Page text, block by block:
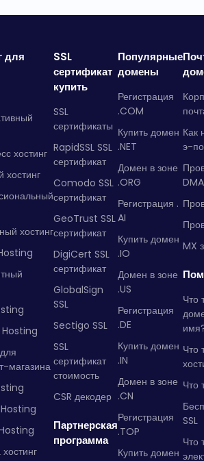
для
хостинг
хостинг
Hosting
магазина
SSL
сертификат
купить
SSL
сертификаты
RapidSSL SSL
сертификат
Comodo SSL
сертификат
GeoTrust SSL
сертификат
DigiCert SSL
сертификат
GlobalSign
SSL
Sectigo SSL
SSL
сертификат
стоимость
CSR декодер
Партнерская
программа
Популярные
домены
Регистрация
.COM
Купить домен
.NET
Домен в зоне
.ORG
Регистрация .
AI
Купить домен
.IO
Домен в зоне
.US
Регистрация
.DE
Купить домен
.IN
Домен в зоне
.CN
Регистрация
.TOP
Купить домен
Как
э-
MX
Что
Что
Что
SSL
Что